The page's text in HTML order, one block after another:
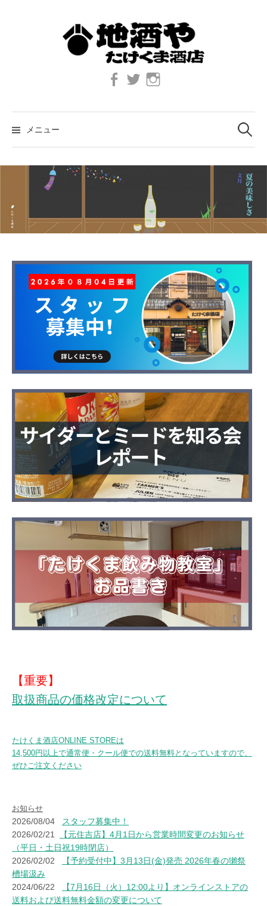
キ
ッ
Facebooktwitter
メニュー
索:
【重要】
取扱商品の価格改定について
たけくま酒店ONLINE STOREは
14,500円以上で通常便・クール便での送料無料となっていますので、
ぜひご注文ください
お知らせ
2026/08/04 スタッフ募集中！
2026/02/21
【元住吉店】4月1日から営業時間変更のお知らせ
（平日・土日祝19時閉店）
2026/02/02
【予約受付中】3月13日(金)発売 2026年春の獺祭
槽場汲み
2024/06/22
【7月16日（火）12:00より】オンラインストアの
送料および送料無料金額の変更について